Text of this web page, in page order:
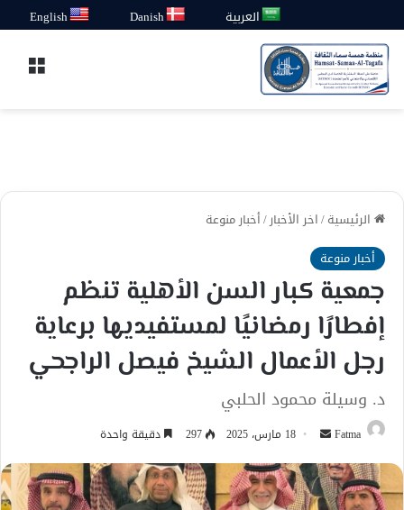
العربية Danish
English
الرئيسية/اخر الأخبار/أخبار منوعة
أخبار منوعة
جمعية كبار السن الأهلية تنظم
إفطارًا رمضانيًا لمستفيديها برعاية
رجل الأعمال الشيخ فيصل الراجحي
د. وسيلة محمود الحلبي
Fatma
أرسل
إلكترونيا
18 مارس، 2025 297 دقيقة واحدة